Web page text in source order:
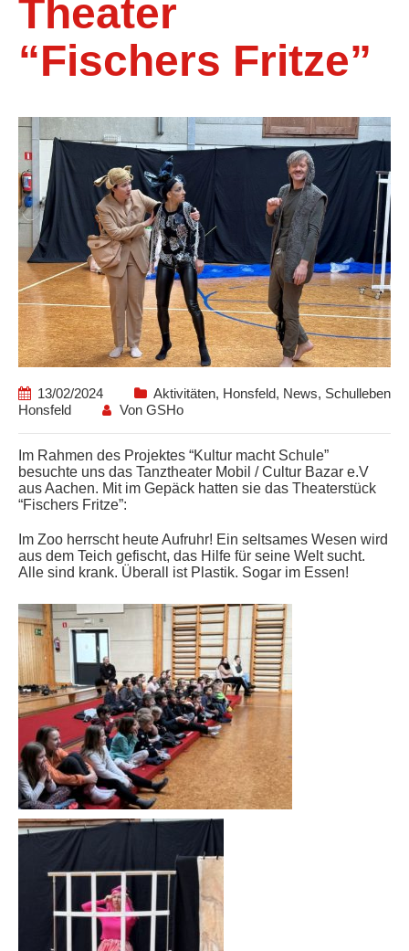
Theater
“Fischers Fritze”
13/02/2024 Aktivitäten, Honsfeld, News, Schulleben
Honsfeld
Von GSHo
Im Rahmen des Projektes “Kultur macht Schule”
besuchte uns das Tanztheater Mobil / Cultur Bazar e.V
aus Aachen. Mit im Gepäck hatten sie das Theaterstück
“Fischers Fritze”:
Im Zoo herrscht heute Aufruhr! Ein seltsames Wesen wird
aus dem Teich gefischt, das Hilfe für seine Welt sucht.
Alle sind krank. Überall ist Plastik. Sogar im Essen!